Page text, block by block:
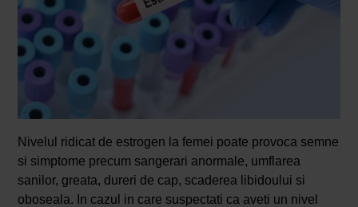
Nivelul ridicat de estrogen la femei poate provoca semne
si simptome precum sangerari anormale, umflarea
sanilor, greata, dureri de cap, scaderea libidoului si
oboseala. In cazul in care suspectati ca aveti un nivel